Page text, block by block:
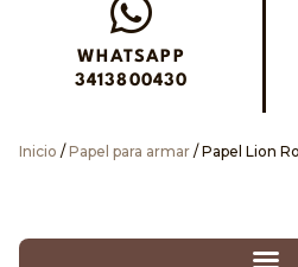
Envianos un
WHATSAPP
3413800430
Inicio / Papel para armar / Papel Lion